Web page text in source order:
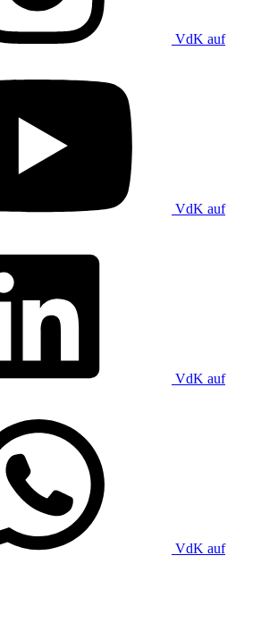
VdK auf
VdK auf
VdK auf
VdK auf